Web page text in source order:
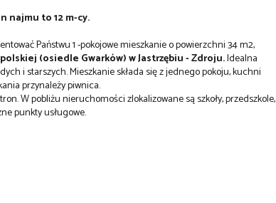
najmu to 12 m-cy.
Państwu 1 -pokojowe mieszkanie o powierzchni 34 m2,
(osiedle Gwarków) w Jastrzębiu - Zdroju.Idealna
i starszych. Mieszkanie składa się z jednego pokoju, kuchni
przynależy piwnica.
W pobliżu nieruchomości zlokalizowane są szkoły, przedszkole,
punkty usługowe.